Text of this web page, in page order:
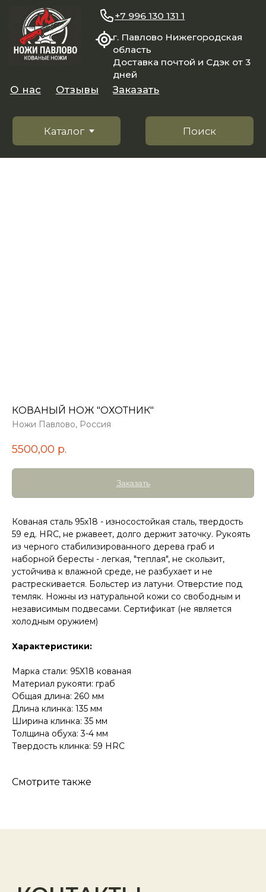
область
Доставка почтой и Сдэк от 3
Поиск
Каталог
Заказать
+7 996 130 131 1
КОВАНЫЙ НОЖ "ОХОТНИК"
Ножи Павлово, Россия
5500,00 р.
Заказать
Кованая сталь 95х18 - износостойкая сталь, твердость
59 ед. HRC, не ржавеет, долго держит заточку. Рукоять
из черного стабилизированного дерева граб и
наборной бересты - легкая, "теплая", не скользит,
устойчива к влажной среде, не разбухает и не
растрескивается. Больстер из латуни. Отверстие под
темляк. Ножны из натуральной кожи со свободным и
независимым подвесами. Сертификат (не является
холодным оружием)
Характеристики:
Марка стали: 95Х18 кованая
Материал рукояти: граб
Общая длина: 260 мм
Длина клинка: 135 мм
Ширина клинка: 35 мм
Толщина обуха: 3-4 мм
Твердость клинка: 59 HRC
Смотрите также
КОНТАКТЫ
Консультации по телефону и онлайн.
нашу продукцию. Позвоните нам или
оставьте запрос на звонок менеджера
для консультации
Адрес:"НОЖИ ПАВЛОВО", 606104,
ул. Восточная, 3Б (самовывоз), г. Павлово,
Нижегородская обл., Россия
ООО "ПТФ" ИНН 6686090373
Часы работы: ПН-ПТ с 09.00 до 17.00
Телефон: +7 (996) 130−131−1